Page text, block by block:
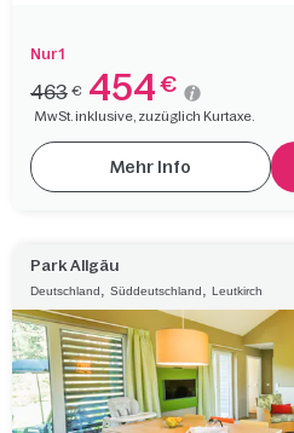
Nur 1
463 € 454 €
MwSt. inklusive, zuzüglich Kurtaxe.
Mehr Info
Park Allgäu
Deutschland , Süddeutschland , Leutkirch